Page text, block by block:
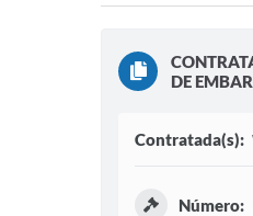
DE
Contratada(s):
Número: